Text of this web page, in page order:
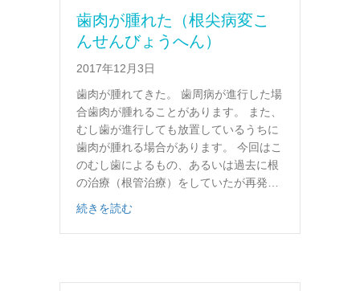
歯肉が腫れた（根尖病変こ
んせんびょうへん）
2017年12月3日
歯肉が腫れてきた。 歯周病が進行した場
合歯肉が腫れることがあります。 また、
むし歯が進行しても放置しているうちに
歯肉が腫れる場合があります。 今回はこ
のむし歯によるもの、あるいは過去に根
の治療（根管治療）をしていたが再発…
続きを読むabout 歯肉が腫れた（根尖病変こんせんびょ